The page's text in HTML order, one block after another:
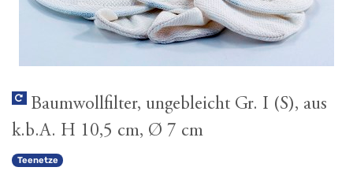
Baumwollfilter, ungebleicht Gr. I (S), aus
k.b.A. H 10,5 cm, Ø 7 cm
Teenetze